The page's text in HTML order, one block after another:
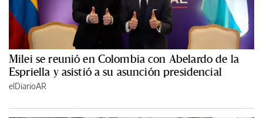
Milei se reunió en Colombia con Abelardo de la
Espriella y asistió a su asunción presidencial
elDiarioAR